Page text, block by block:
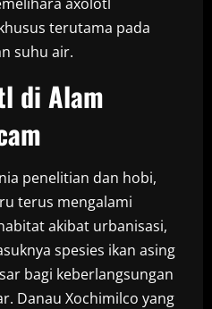
terutama pada
suhu air.
di Alam
penelitian dan hobi,
terus mengalami
akibat urbanisasi,
spesies ikan asing
bagi keberlangsungan
Danau Xochimilco yang